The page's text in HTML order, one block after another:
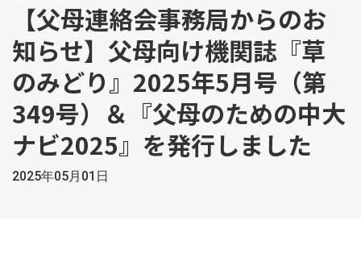
【父母連絡会事務局からのお
知らせ】父母向け機関誌『草
のみどり』2025年5月号（第
349号）＆『父母のための中大
ナビ2025』を発行しました
2025年05月01日